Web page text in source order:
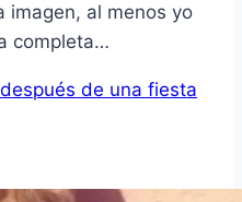
imagen, al menos yo
completa…
de una fiesta